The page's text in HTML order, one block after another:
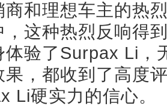
商和理想车主的热
，这种热烈反响得
体验了Surpax Li，
果，都收到了高度
Li硬实力的信心。